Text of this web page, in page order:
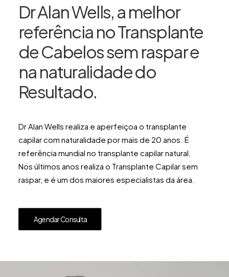
Dr Alan Wells, a melhor
referência no Transplante
de Cabelos sem raspar e
na naturalidade do
Resultado.
Dr Alan Wells realiza e aperfeiçoa o transplante
capilar com naturalidade por mais de 20 anos. É
referência mundial no transplante capilar natural.
Nos últimos anos realiza o Transplante Capilar sem
raspar, e é um dos maiores especialistas da área.
Agendar Consulta